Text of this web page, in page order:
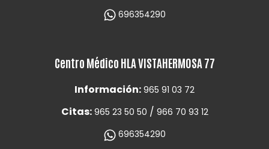
696354290
Centro Médico HLA VISTAHERMOSA 77
Información: 965 91 03 72
Citas: 965 23 50 50 / 966 70 93 12
696354290